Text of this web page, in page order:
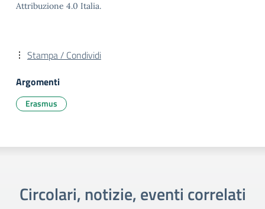
Attribuzione 4.0 Italia.
Stampa / Condividi
Argomenti
Erasmus
Circolari, notizie, eventi correlati